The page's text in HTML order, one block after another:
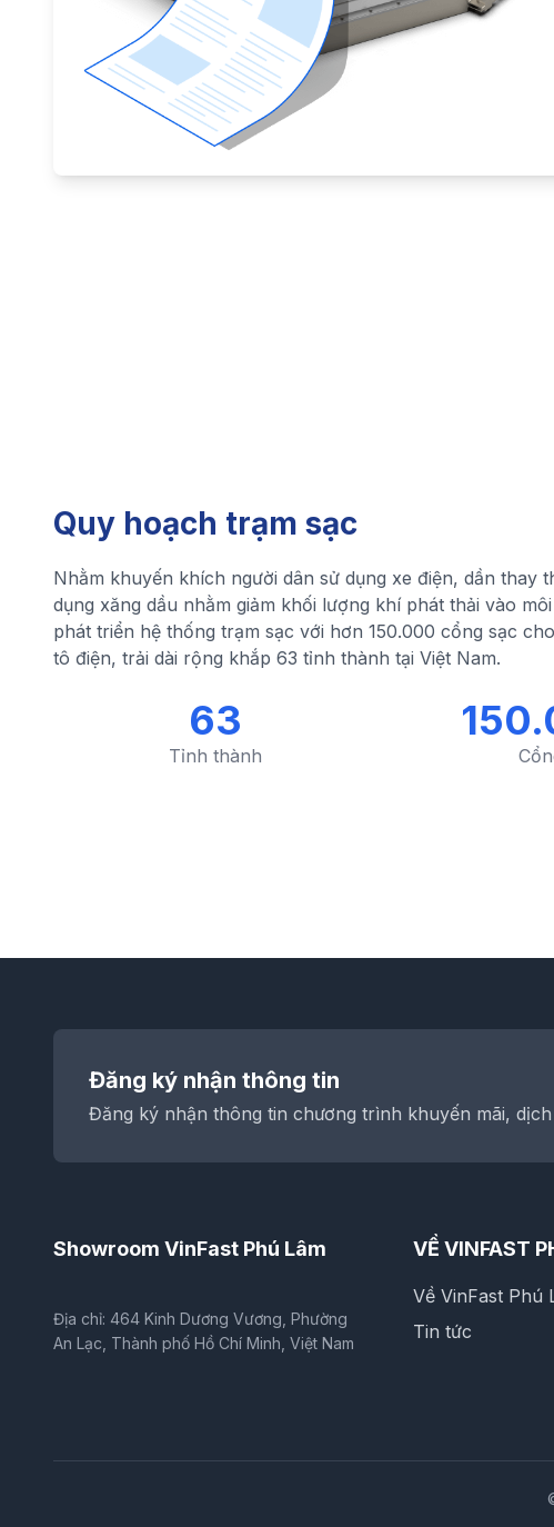
Quy hoạch trạm sạc
Nhằm khuyến khích người dân sử dụng xe điện, dần thay
dụng xăng dầu nhằm giảm khối lượng khí phát thải vào
phát triển hệ thống trạm sạc với hơn 150.000 cổng sạc
tô điện, trải dài rộng khắp 63 tỉnh thành tại Việt Nam.
63
Tỉnh thành
Đăng ký nhận thông tin
Đăng ký nhận thông tin chương trình khuyến mãi, dịch
Showroom VinFast Phú Lâm
Địa chỉ: 464 Kinh Dương Vương, Phường
An Lạc, Thành phố Hồ Chí Minh, Việt Nam
VỀ VINFAST
Về VinFast Phú
Tin tức